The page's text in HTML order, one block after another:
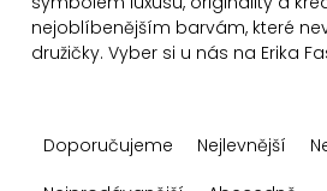
nejoblíbenějším barvám, které
družičky. Vyber si u nás na Erika
aDoporučujeme Nejlevnější